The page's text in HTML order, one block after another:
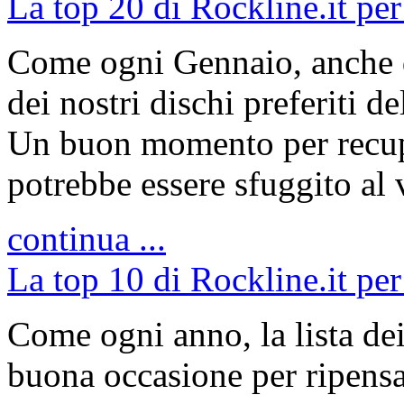
Come ogni Gennaio,
dei nostri dischi preferiti
Un buon momento per
potrebbe essere sfuggito al
continua ...
La top 10 di Rockline.it
Come ogni anno, la lista
buona occasione per